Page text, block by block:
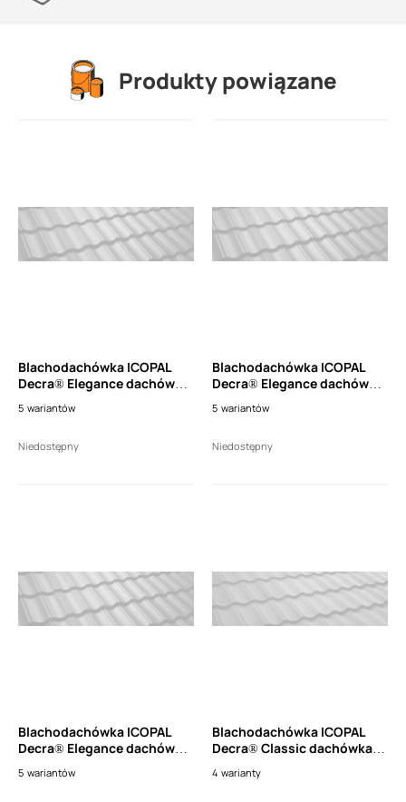
Produkty powiązane
Blachodachówka ICOPAL
Decra® Elegance dachówka
antenowa- dachówka 2-
modułowa (1szt.)
5 wariantów
Niedostępny
Blachodachówka ICOPAL
Decra® Elegance dachówka
pod stopień (1szt.)
5 wariantów
Niedostępny
Blachodachówka ICOPAL
Decra® Elegance dachówka
pod stopień (1szt.)
5 wariantów
Blachodachówka ICOPAL
Decra® Classic dachówka
(1szt.)
4 warianty